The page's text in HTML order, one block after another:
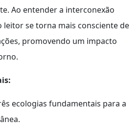
Ao entender a interconexão
leitor se torna mais consciente de
promovendo um impacto
ecologias fundamentais para a